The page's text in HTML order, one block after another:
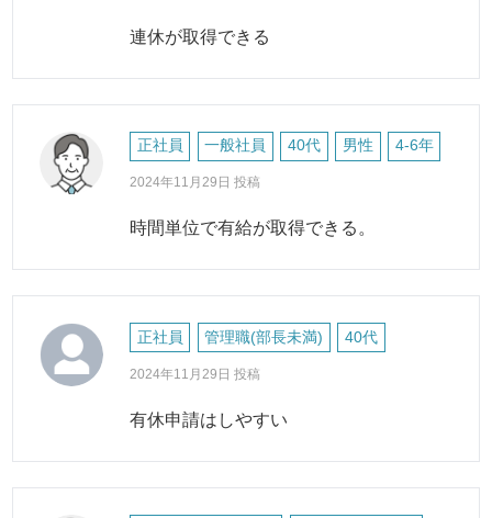
連休が取得できる
正社員 一般社員 40代 男性 4-6年
2024年11月29日 投稿
時間単位で有給が取得できる。
正社員 管理職(部長未満) 40代
2024年11月29日 投稿
有休申請はしやすい